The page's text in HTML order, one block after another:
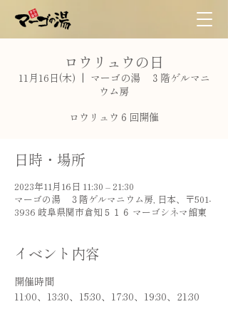
ロウリュウの日
11月16日(木)
  |
マーゴの湯 ３階ゲルマニ
ウム房
ロウリュウ６回開催
日時・場所
2023年11月16日 11:30 – 21:30
マーゴの湯 ３階ゲルマニウム房, 日本、〒501-
3936 岐阜県関市倉知５１６ マーゴシネマ館東
イベント内容
開催時間
11:00、13:30、15:30、17:30、19:30、21:30